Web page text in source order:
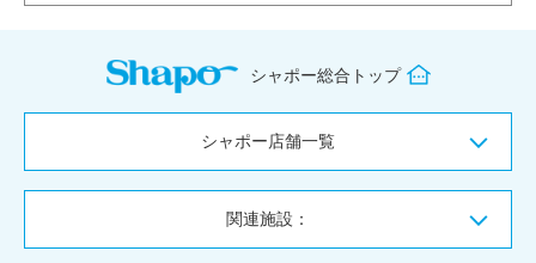
シャポー総合トップ
シャポー店舗一覧
関連施設：